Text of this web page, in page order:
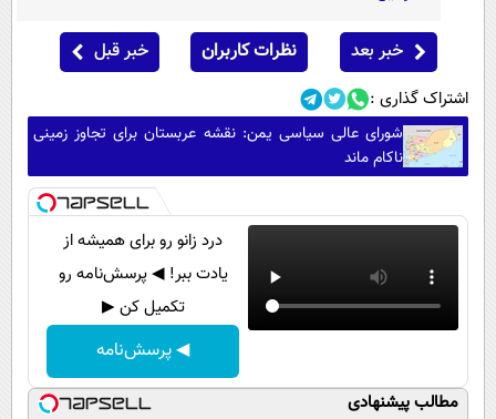
خبر بعد نظرات کاربران خبر قبل
اشتراک گذاری :
شورای عالی سیاسی یمن: نقشه عربستان برای تجاوز زمینی
ناکام ماند
درد زانو رو برای همیشه از
یادت ببر! ◀ پرسش‌نامه رو
تکمیل کن ▶
◀ پرسش‌نامه
مطالب پیشنهادی